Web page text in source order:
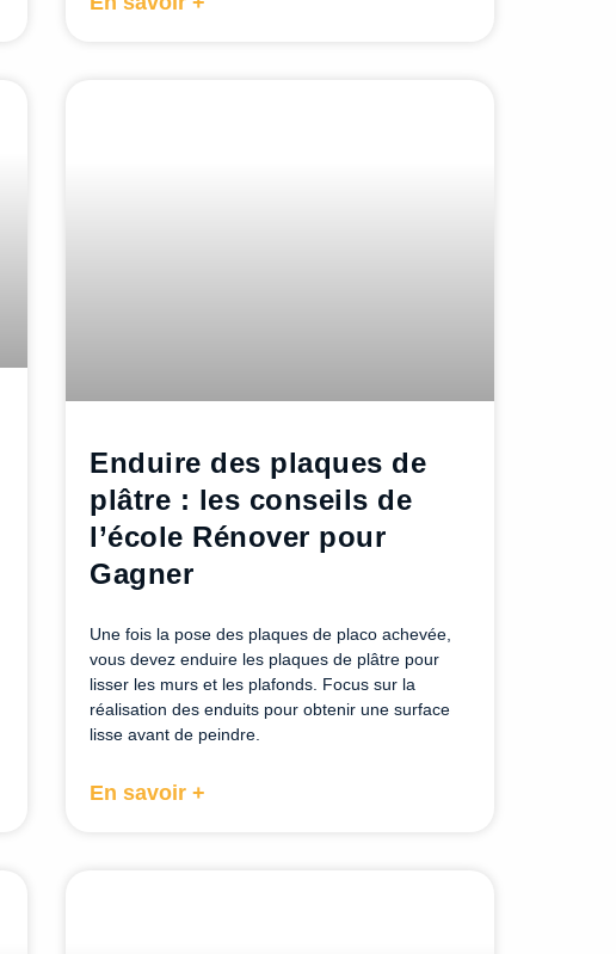
Enduire des plaques de
plâtre : les conseils de
l’école Rénover pour
Gagner
Une fois la pose des plaques de placo achevée,
vous devez enduire les plaques de plâtre pour
lisser les murs et les plafonds. Focus sur la
réalisation des enduits pour obtenir une surface
lisse avant de peindre.
En savoir +